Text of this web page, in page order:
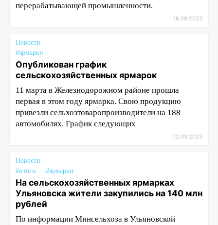
перерабатывающей промышленности,
18.09.2023
Новости
#ярмарки
Опубликован график
сельскохозяйственных ярмарок
11 марта в Железнодорожном районе прошла
первая в этом году ярмарка. Свою продукцию
привезли сельхозтоваропроизводители на 188
автомобилях. График следующих
12.03.2023
Новости
#итоги
#ярмарки
На сельскохозяйственных ярмарках
Ульяновска жители закупились на 140 млн
рублей
По информации Минсельхоза в Ульяновской